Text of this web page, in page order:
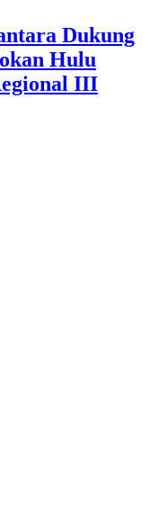
Dukung
Hulu
III